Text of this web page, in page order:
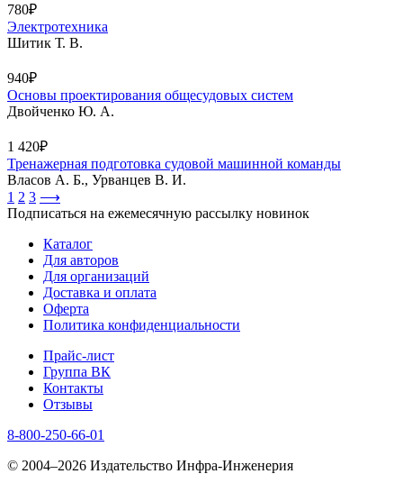
780₽
Электротехника
Шитик Т. В.
940₽
Основы проектирования общесудовых систем
Двойченко Ю. А.
1 420₽
Тренажерная подготовка судовой машинной команды
Власов А. Б., Урванцев В. И.
1 2 3 ⟶
Подписаться на ежемесячную рассылку новинок
Каталог
Для авторов
Для организаций
Доставка и оплата
Оферта
Политика конфиденциальности
Прайс-лист
Группа ВК
Контакты
Отзывы
8-800-250-66-01
© 2004–2026 Издательство Инфра-Инженерия